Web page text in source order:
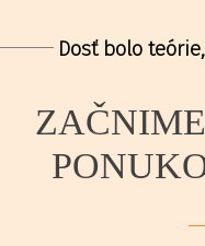
Dosť bolo